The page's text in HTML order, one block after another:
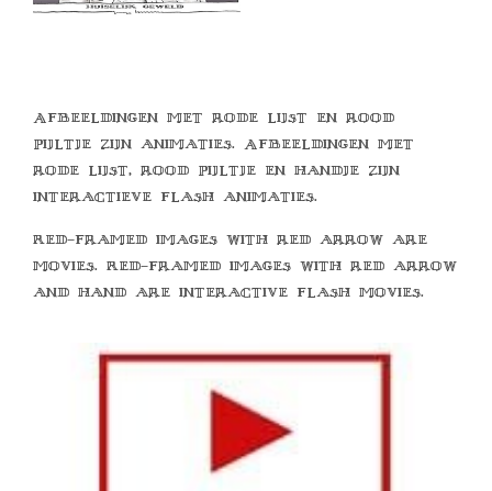
Afbeeldingen met rode lijst en rood
pijltje zijn animaties. Afbeeldingen met
rode lijst, rood pijltje en handje zijn
interactieve flash animaties.
Red-framed images with red arrow are
movies. Red-framed images with red arrow
and hand are interactive flash movies.